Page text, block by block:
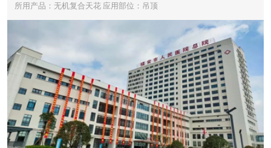
所用产品：无机复合天花 应用部位：吊顶